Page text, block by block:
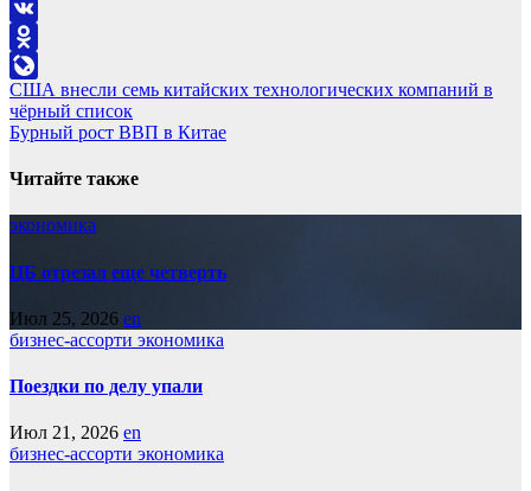
Telegram
VK
Odnoklassniki
LiveJournal
Навигация
по
США внесли семь китайских технологических компаний в
чёрный список
Бурный рост ВВП в Китае
Читайте также
экономика
ЦБ отрезал еще четверть
Июл 25, 2026 en
бизнес-ассорти экономика
Поездки по делу упали
Июл 21, 2026 en
бизнес-ассорти экономика